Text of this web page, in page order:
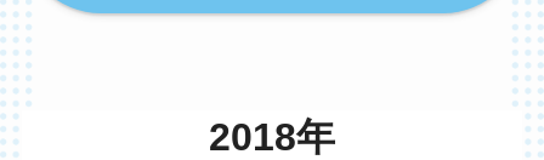
2018年